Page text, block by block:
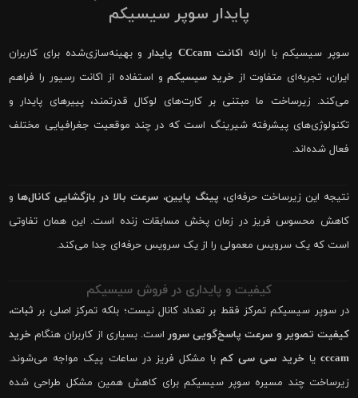
پایدار سوپر سیسیکم
سوپر سیسیکم با ارائه اکانت CCcam پایدار
و بهینه‌سازی‌شده برای کاربران
ایران، تجربه‌ای متفاوت از خرید سیسیکمو استفاده از اکانت رسیور را فراهم
می‌کند. زیرساخت ما مبتنی بر کارت‌های لوکال قدرتمند، پییرهای پایدار و
تکنولوژی‌های پیشرفته شیرینگ است که در چند موقعیت جغرافیایی مختلف
فعال شده‌اند.
نتیجه این زیرساخت حرفه‌ای، پینگ پایین، سرعت بالا در بازگشایی کانال‌هاو
کاهش محسوس فریز در زمان پخش مسابقات زنده است. این همان تفاوتی
است که یک سرویس معمولی را از یک سرویس حرفه‌ای جدا می‌کند.
کیفیت و پایداری در فروش سیسیکم
در سوپر سیسیکم تمرکز فقط بر تعداد کانال نیست؛ بلکه تمرکز اصلی بر ثبات،
کیفیت تصویر و سرعت پاسخ‌گویی سروراست. بسیاری از کاربران هنگام خرید
cccam یا خرید سی سی کمبا مشکل فریز در ساعات پیک مواجه می‌شوند.
زیرساخت چند مسیره سوپر سیسیکم برای کاهش همین مشکل طراحی شده